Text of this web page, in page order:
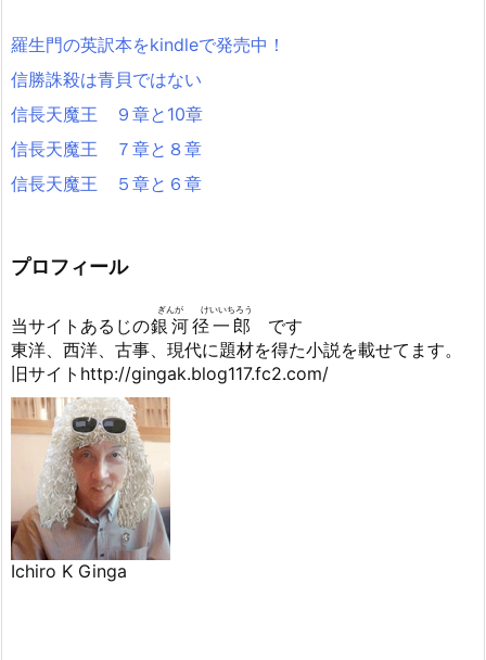
羅生門の英訳本をkindleで発売中！
信勝誅殺は青貝ではない
信長天魔王 ９章と10章
信長天魔王 ７章と８章
信長天魔王 ５章と６章
プロフィール
当サイトあるじの銀河径一郎
ぎんが けいいちろう
です
東洋、西洋、古事、現代に題材を得た小説を載せてます。
旧サイトhttp://gingak.blog117.fc2.com/
Ichiro K Ginga